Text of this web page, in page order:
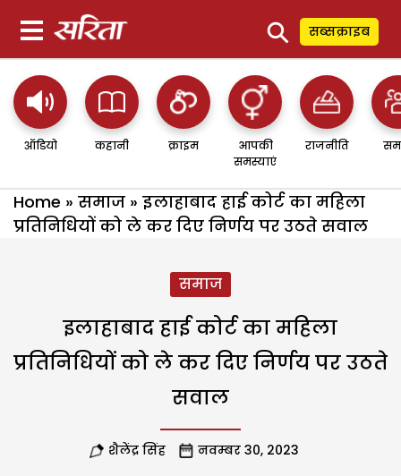
⚲ सब्सक्राइब
ऑडियो कहानी क्राइम
आपकी
समस्याएं
राजनीति
Home » समाज » इलाहाबाद हाई कोर्ट का महिला
प्रतिनिधियों को ले कर दिए निर्णय पर उठते सवाल
समाज
इलाहाबाद हाई कोर्ट का महिला
प्रतिनिधियों को ले कर दिए निर्णय पर उठते
सवाल
शैलेंद्र सिंह नवम्बर 30, 2023